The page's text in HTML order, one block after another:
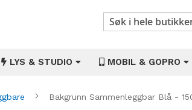
Søk
LYS & STUDIO MOBIL & GOPRO
Bakgrunn Sammenleggbar Blå -